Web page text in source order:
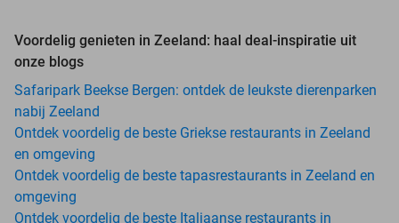
Voordelig genieten in Zeeland: haal deal-inspiratie uit
onze blogs
Safaripark Beekse Bergen: ontdek de leukste dierenparken
nabij Zeeland
Ontdek voordelig de beste Griekse restaurants in Zeeland
en omgeving
Ontdek voordelig de beste tapasrestaurants in Zeeland en
omgeving
Ontdek voordelig de beste Italiaanse restaurants in